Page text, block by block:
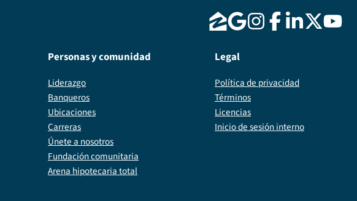
Personas y comunidad
Liderazgo
Banqueros
Ubicaciones
Carreras
Únete a nosotros
Fundación comunitaria
Arena hipotecaria total
Legal
Política de privacidad
Términos
Licencias
Inicio de sesión interno